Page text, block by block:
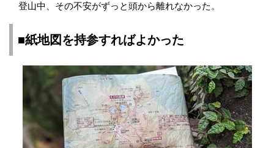
登山中、その不安がずっと頭から離れなかった。
■紙地図を持参すればよかった